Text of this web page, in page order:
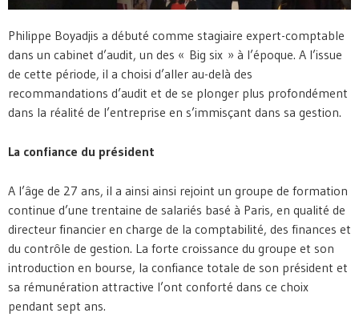
Philippe Boyadjis a débuté comme stagiaire expert-comptable
dans un cabinet d’audit, un des « Big six » à l’époque. A l’issue
de cette période, il a choisi d’aller au-delà des
recommandations d’audit et de se plonger plus profondément
dans la réalité de l’entreprise en s’immisçant dans sa gestion.
La confiance du président
A l’âge de 27 ans, il a ainsi ainsi rejoint un groupe de formation
continue d’une trentaine de salariés basé à Paris, en qualité de
directeur financier en charge de la comptabilité, des finances et
du contrôle de gestion. La forte croissance du groupe et son
introduction en bourse, la confiance totale de son président et
sa rémunération attractive l’ont conforté dans ce choix
pendant sept ans.